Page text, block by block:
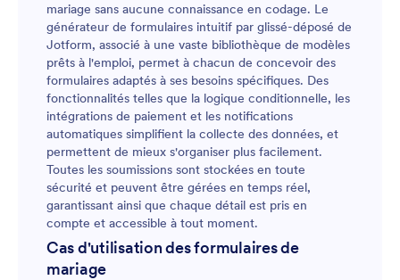
mariage sans aucune connaissance en codage. Le
générateur de formulaires intuitif par glissé-déposé de
Jotform, associé à une vaste bibliothèque de modèles
prêts à l'emploi, permet à chacun de concevoir des
formulaires adaptés à ses besoins spécifiques. Des
fonctionnalités telles que la logique conditionnelle, les
intégrations de paiement et les notifications
automatiques simplifient la collecte des données, et
permettent de mieux s'organiser plus facilement.
Toutes les soumissions sont stockées en toute
sécurité et peuvent être gérées en temps réel,
garantissant ainsi que chaque détail est pris en
compte et accessible à tout moment.
Cas d'utilisation des formulaires de
mariage